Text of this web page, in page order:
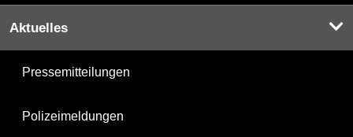
Aktuelles
Pressemitteilungen
Polizeimeldungen